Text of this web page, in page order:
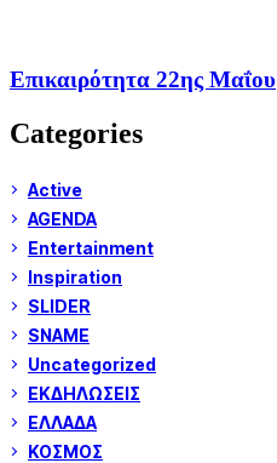
Επικαιρότητα 22ης Μαΐου
Categories
Active
AGENDA
Entertainment
Inspiration
SLIDER
SNAME
Uncategorized
ΕΚΔΗΛΩΣΕΙΣ
ΕΛΛΑΔΑ
ΚΟΣΜΟΣ